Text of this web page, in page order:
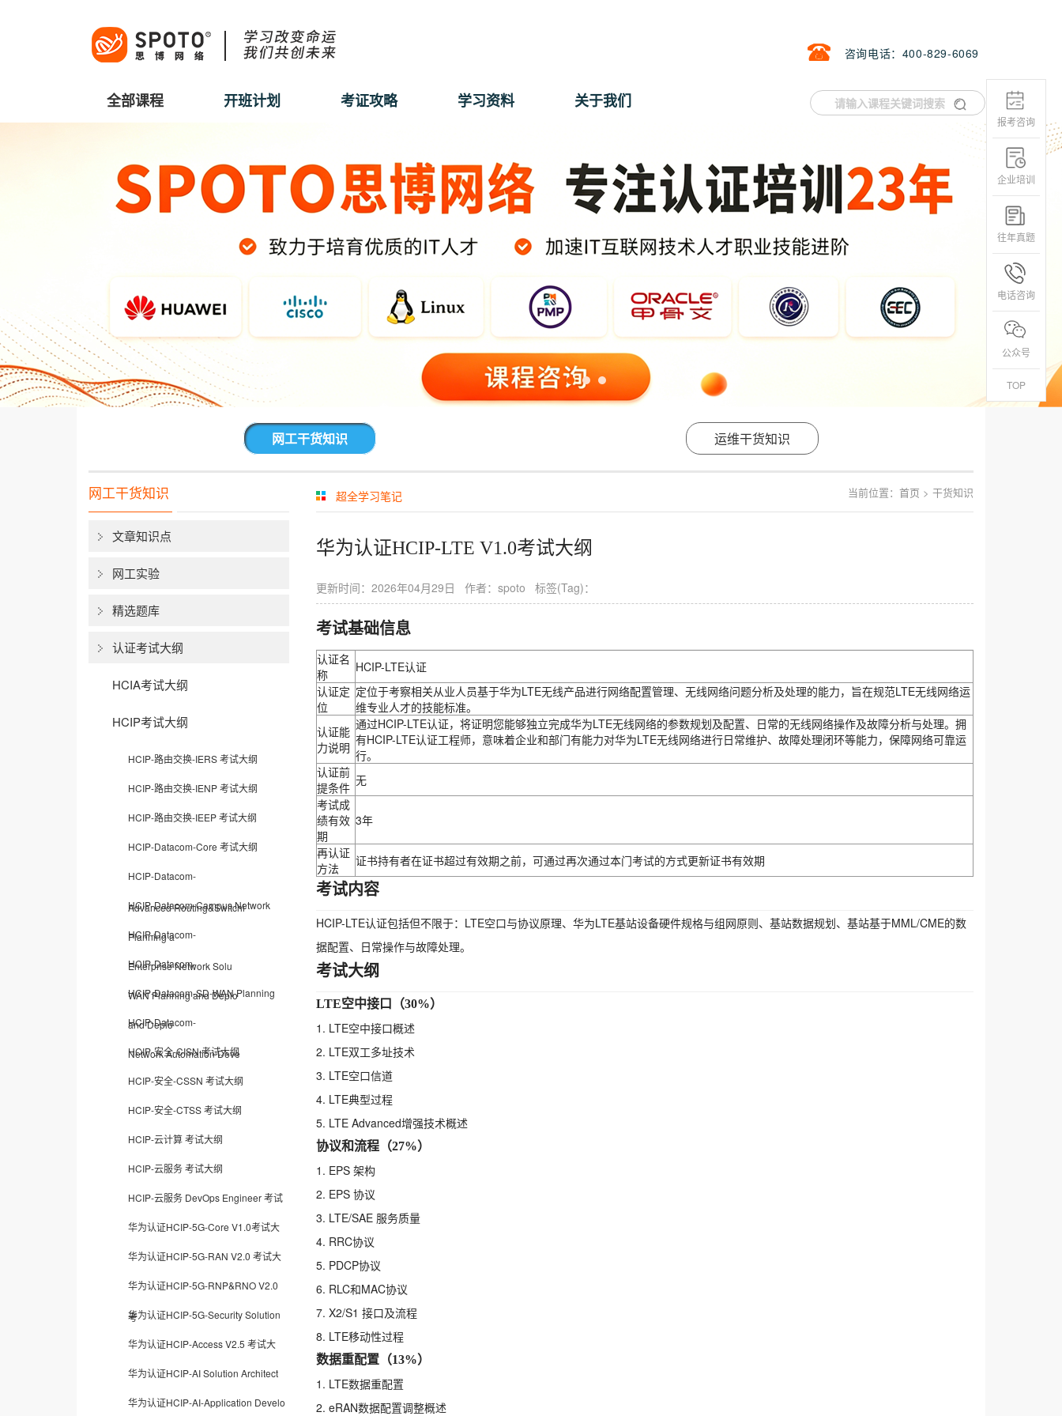
咨询电话：400-829-6069
全部课程 开班计划 考证攻略 学习资料 关于我们
网工干货知识 运维干货知识
网工干货知识
文章知识点
网工实验
精选题库
认证考试大纲
HCIA考试大纲
HCIP考试大纲
HCIP-路由交换-IERS 考试大纲
HCIP-路由交换-IENP 考试大纲
HCIP-路由交换-IEEP 考试大纲
HCIP-Datacom-Core 考试大纲
HCIP-Datacom-
Advanced Routing&Switchi
HCIP-Datacom-Campus Network
Planning a
HCIP-Datacom-
Enterprise Network Solu
HCIP-Datacom-
WAN Planning and Deplo
HCIP-Datacom-SD-WAN Planning
and Deplo
HCIP-Datacom-
Network Automation Deve
HCIP-安全-CISN 考试大纲
HCIP-安全-CSSN 考试大纲
HCIP-安全-CTSS 考试大纲
HCIP-云计算 考试大纲
HCIP-云服务 考试大纲
HCIP-云服务 DevOps Engineer 考试
华为认证HCIP-5G-Core V1.0考试大
华为认证HCIP-5G-RAN V2.0 考试大
华为认证HCIP-5G-RNP&RNO V2.0
考
华为认证HCIP-5G-Security Solution
华为认证HCIP-Access V2.5 考试大
华为认证HCIP-AI Solution Architect
华为认证HCIP-AI-Application Develo
超全学习笔记 当前位置： 首页 > 干货知识
华为认证HCIP-LTE V1.0考试大纲
更新时间：2026年04月29日 作者：spoto 标签(Tag)：
考试基础信息
认证名
称
HCIP-LTE认证
认证定
位
定位于考察相关从业人员基于华为LTE无线产品进行网络配置管理、无线网络问题分析及处理的能力，旨在规范LTE无线网络运
维专业人才的技能标准。
认证能
力说明
通过HCIP-LTE认证，将证明您能够独立完成华为LTE无线网络的参数规划及配置、日常的无线网络操作及故障分析与处理。拥
有HCIP-LTE认证工程师，意味着企业和部门有能力对华为LTE无线网络进行日常维护、故障处理闭环等能力，保障网络可靠运
行。
认证前
提条件 无
考试成
绩有效
期
3年
再认证
方法
证书持有者在证书超过有效期之前，可通过再次通过本门考试的方式更新证书有效期
考试内容
HCIP-LTE认证包括但不限于：LTE空口与协议原理、华为LTE基站设备硬件规格与组网原则、基站数据规划、基站基于MML/CME的数
据配置、日常操作与故障处理。
考试大纲
LTE空中接口（30%）
1. LTE空中接口概述
2. LTE双工多址技术
3. LTE空口信道
4. LTE典型过程
5. LTE Advanced增强技术概述
协议和流程（27%）
1. EPS 架构
2. EPS 协议
3. LTE/SAE 服务质量
4. RRC协议
5. PDCP协议
6. RLC和MAC协议
7. X2/S1 接口及流程
8. LTE移动性过程
数据重配置（13%）
1. LTE数据重配置
2. eRAN数据配置调整概述
报考咨询
企业培训
往年真题
电话咨询
公众号
TOP